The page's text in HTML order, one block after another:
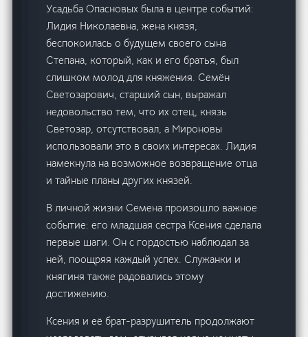
Усадьба Опасновых была в центре событий:
Лидия Николаевна, жена князя,
беспокоилась о будущем своего сына
Степана, который, как и его братья, был
слишком молод для княжения. Семён
Светозарович, старший сын, выражал
недовольство тем, что их отец, князь
Светозар, отсутствовал, а Мироновы
использовали это в своих интересах. Лидия
намекнула на возможное возвращение отца
и тайные планы других князей.
В личной жизни Семена произошло важное
событие: его младшая сестра Ксения сделала
первые шаги. Он с гордостью наблюдал за
ней, поощряя каждый успех. Служанки и
княгиня также радовались этому
достижению.
Ксения и её брат-разрушитель продолжают